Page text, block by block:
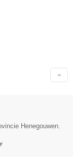
Henegouwen.